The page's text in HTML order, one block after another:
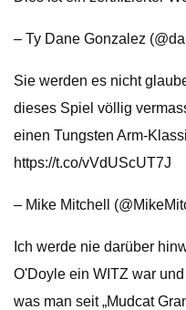
– Ty Dane Gonzalez
Sie werden es nicht
dieses Spiel völlig
einen Tungsten Arm-
https://t.co/vVdUScUT7J
– Mike Mitchell
Ich werde nie darüber
O'Doyle ein WITZ war
was man seit „Mudcat